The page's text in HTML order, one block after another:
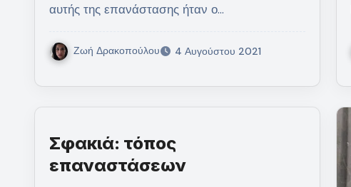
αυτής της επανάστασης ήταν ο…
Ζωή Δρακοπούλου 4 Αυγούστου 2021
Σφακιά: τόπος
επαναστάσεων